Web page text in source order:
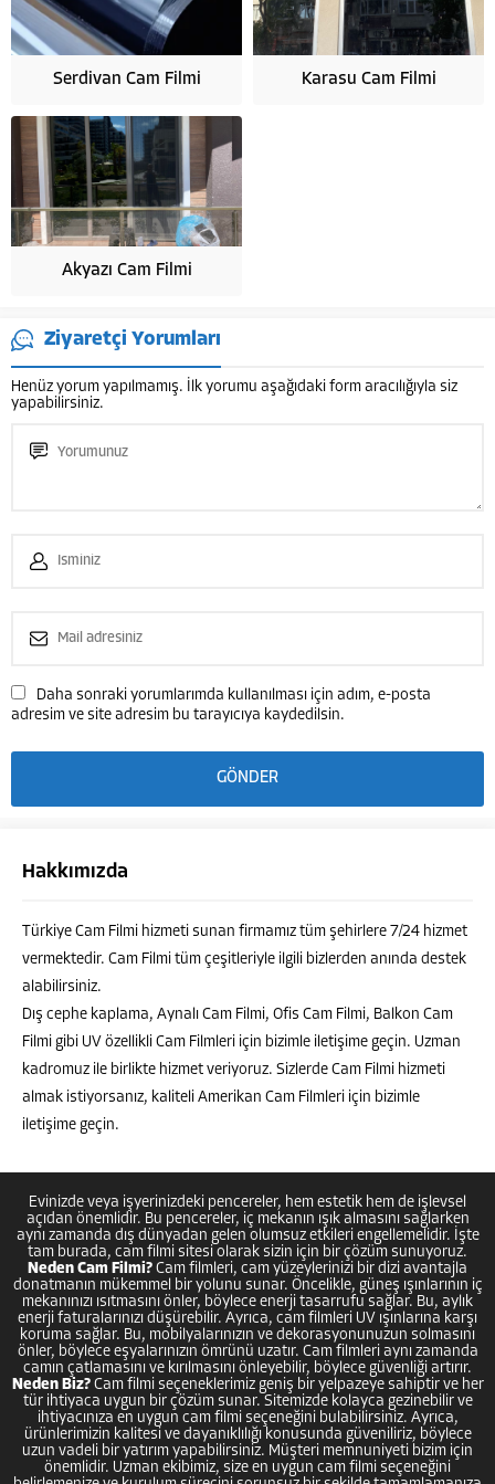
Serdivan Cam Filmi Karasu Cam Filmi
Akyazı Cam Filmi
Ziyaretçi Yorumları
Henüz yorum yapılmamış. İlk yorumu aşağıdaki form aracılığıyla siz
yapabilirsiniz.
Daha sonraki yorumlarımda kullanılması için adım, e-posta
adresim ve site adresim bu tarayıcıya kaydedilsin.
Hakkımızda
Türkiye Cam Filmi hizmeti sunan firmamız tüm şehirlere 7/24 hizmet
vermektedir. Cam Filmi tüm çeşitleriyle ilgili bizlerden anında destek
alabilirsiniz.
Dış cephe kaplama, Aynalı Cam Filmi, Ofis Cam Filmi, Balkon Cam
Filmi gibi UV özellikli Cam Filmleri için bizimle iletişime geçin. Uzman
kadromuz ile birlikte hizmet veriyoruz. Sizlerde Cam Filmi hizmeti
almak istiyorsanız, kaliteli Amerikan Cam Filmleri için bizimle
iletişime geçin.
Evinizde veya işyerinizdeki pencereler, hem estetik hem de işlevsel
açıdan önemlidir. Bu pencereler, iç mekanın ışık almasını sağlarken
aynı zamanda dış dünyadan gelen olumsuz etkileri engellemelidir. İşte
tam burada, cam filmi sitesi olarak sizin için bir çözüm sunuyoruz.
Neden Cam Filmi? Cam filmleri, cam yüzeylerinizi bir dizi avantajla
donatmanın mükemmel bir yolunu sunar. Öncelikle, güneş ışınlarının iç
mekanınızı ısıtmasını önler, böylece enerji tasarrufu sağlar. Bu, aylık
enerji faturalarınızı düşürebilir. Ayrıca, cam filmleri UV ışınlarına karşı
koruma sağlar. Bu, mobilyalarınızın ve dekorasyonunuzun solmasını
önler, böylece eşyalarınızın ömrünü uzatır. Cam filmleri aynı zamanda
camın çatlamasını ve kırılmasını önleyebilir, böylece güvenliği artırır.
Neden Biz?Cam filmi seçeneklerimiz geniş bir yelpazeye sahiptir ve her
tür ihtiyaca uygun bir çözüm sunar. Sitemizde kolayca gezinebilir ve
ihtiyacınıza en uygun cam filmi seçeneğini bulabilirsiniz. Ayrıca,
ürünlerimizin kalitesi ve dayanıklılığı konusunda güveniliriz, böylece
uzun vadeli bir yatırım yapabilirsiniz. Müşteri memnuniyeti bizim için
önemlidir. Uzman ekibimiz, size en uygun cam filmi seçeneğini